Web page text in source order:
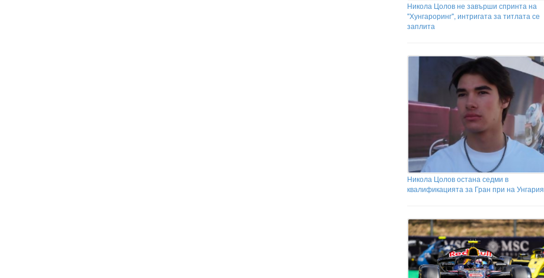
Никола Цолов не завърши спринта на
"Хунгароринг", интригата за титлата се
заплита
Никола Цолов остана седми в
квалификацията за Гран при на Унгария